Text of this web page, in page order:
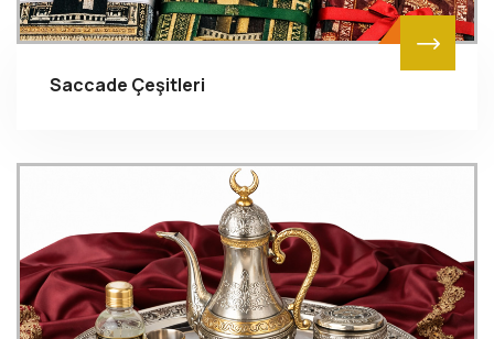
Saccade Çeşitleri